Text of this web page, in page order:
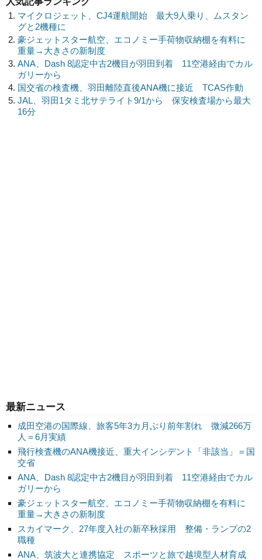
最新ニュース
成田空港の国際線、旅客5年3カ月ぶり前年割れ 微減266万
人＝6月実績
飛行検査機のANA機接近、重大インシデント「非該当」＝国
交省
ANA、Dash 8認定中古2機目が羽田到着 11空港経由でカル
ガリーから
豪ジェットスター航空、エコノミー手荷物収納棚を有料に
重量→大きさの新制度
スカイマーク、27年度入社の新卒秋採用 整備・ランプの2
職種
ANA、筑波大と連携協定 スポーツと旅で越境型人材育成
マイクロジェット、CJ4運航開始 最大9人乗り、ムスタン
グと2機種に
豪ジェットスター航空、エコノミー手荷物収納棚を有料に
重量→大きさの新制度
ANA、Dash 8認定中古2機目が羽田到着 11空港経由でカル
ガリーから
国交省の検査機、羽田離陸直後ANA機に接近 TCAS作動
JAL、羽田1タミ北サテライト9/1から 保安検査場から最大
16分